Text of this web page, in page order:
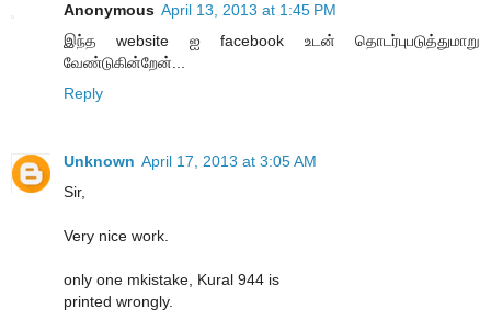
Anonymous April 13, 2013 at 1:45 PM
இந்த website ஐ facebook உடன் தொடர்புபடுத்துமாறு
வேண்டுகின்றேன்...
Reply
Unknown April 17, 2013 at 3:05 AM
Sir,
Very nice work.
only one mkistake, Kural 944 is
printed wrongly.